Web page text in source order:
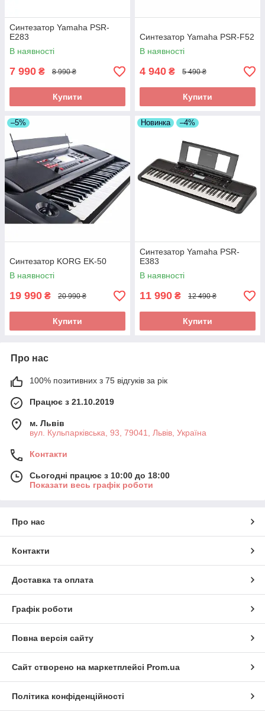
Синтезатор Yamaha PSR-
E283
В наявності
7 990 ₴ 8 990 ₴
Купити
Синтезатор Yamaha PSR-F52
В наявності
4 940 ₴ 5 490 ₴
Купити
–5%
Синтезатор KORG EK-50
В наявності
19 990 ₴ 20 990 ₴
Купити
Новинка –4%
Синтезатор Yamaha PSR-
E383
В наявності
11 990 ₴ 12 490 ₴
Купити
Про нас
100% позитивних з 75 відгуків за рік
Працює з 21.10.2019
м. Львів
вул. Кульпарківська, 93, 79041, Львів, Україна
Контакти
Сьогодні працює з 10:00 до 18:00
Показати весь графік роботи
Про нас
Контакти
Доставка та оплата
Графік роботи
Повна версія сайту
Сайт створено на маркетплейсі Prom.ua
Політика конфіденційності